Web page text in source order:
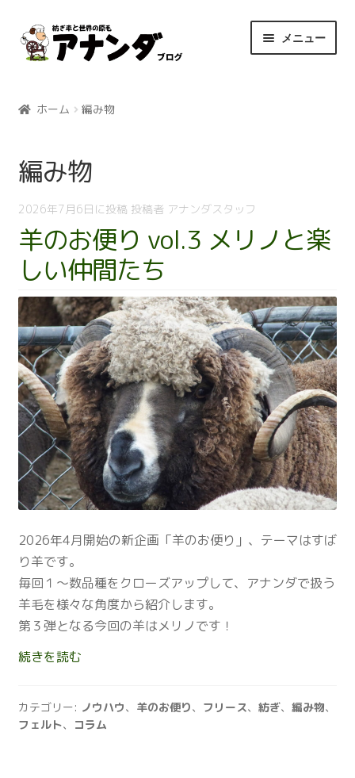
ナ
ビ
シ
へ
ス
キ
ッ
プ
コ
ン
ツ
キ
ッ
プ
メニュー
ホーム 編み物
編み物
2026年7月6日 に投稿 投稿者 アナンダスタッフ
羊のお便り vol.3 メリノと楽
しい仲間たち
2026年4月開始の新企画「羊のお便り」、テーマはすば
り羊です。
毎回１～数品種をクローズアップして、アナンダで扱う
羊毛を様々な角度から紹介します。
第３弾となる今回の羊はメリノです！
続きを読む羊
便
り
カテゴリー: ノウハウ、 羊のお便り、 フリース、 紡ぎ、 編み物、
フェルト、 コラム